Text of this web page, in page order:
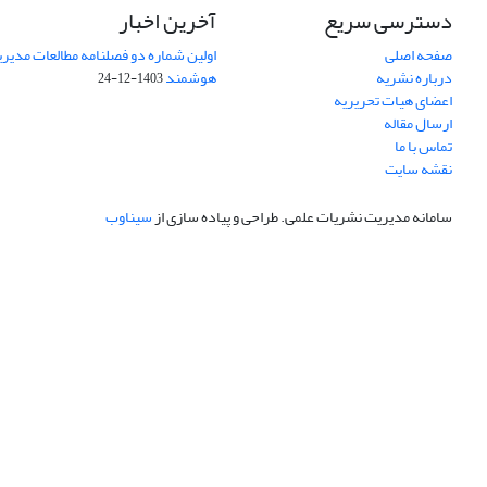
دسترسی سریع
صفحه اصلی
درباره نشریه
اعضای هیات تحریریه
ارسال مقاله
تماس با ما
نقشه سایت
آخرین اخبار
اولین شماره دو فصلنامه مطالعات
هوشمند1403-12-24
سامانه مدیریت نشریات علمی.طراحی و پیاده سازی ازسیناوب